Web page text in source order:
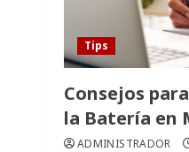
Tips
Consejos
la Batería en
ADMINISTRADOR